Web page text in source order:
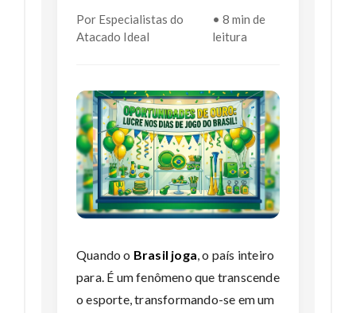
Por Especialistas do
Atacado Ideal
• 8 min de
leitura
Quando o Brasil joga, o país inteiro
para. É um fenômeno que transcende
o esporte, transformando-se em um